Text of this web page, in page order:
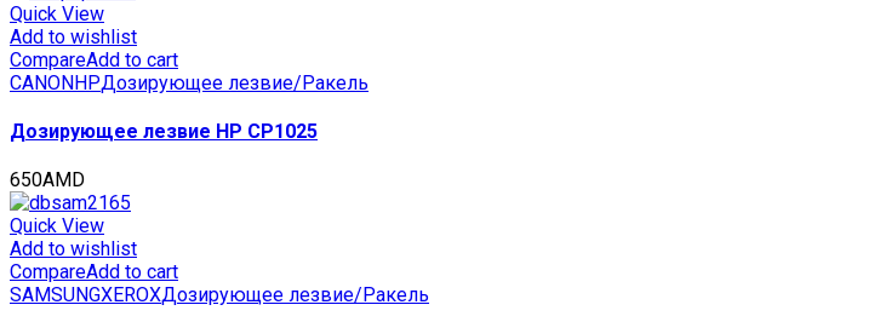
Quick View
Add to wishlist
CompareAdd to cart
CANONHPДозирующее лезвие/Ракель
Дозирующее лезвие HP CP1025
650AMD
Quick View
Add to wishlist
CompareAdd to cart
SAMSUNGXEROXДозирующее лезвие/Ракель